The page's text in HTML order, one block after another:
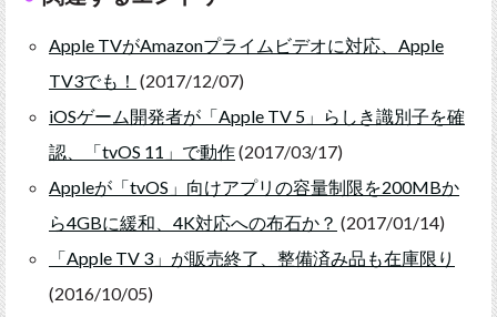
Apple TVがAmazonプライムビデオに対応、Apple
TV3でも！ (2017/12/07)
iOSゲーム開発者が「Apple TV 5」らしき識別子を確
認、「tvOS 11」で動作(2017/03/17)
Appleが「tvOS」向けアプリの容量制限を200MBか
ら4GBに緩和、4K対応への布石か？ (2017/01/14)
「Apple TV 3」が販売終了、整備済み品も在庫限り
(2016/10/05)